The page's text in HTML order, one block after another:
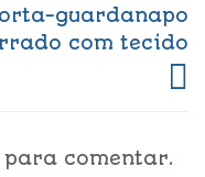
guardanapo
com tecido
para comentar.